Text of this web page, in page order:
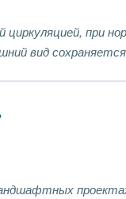
циркуляцией, при
вид сохраняется